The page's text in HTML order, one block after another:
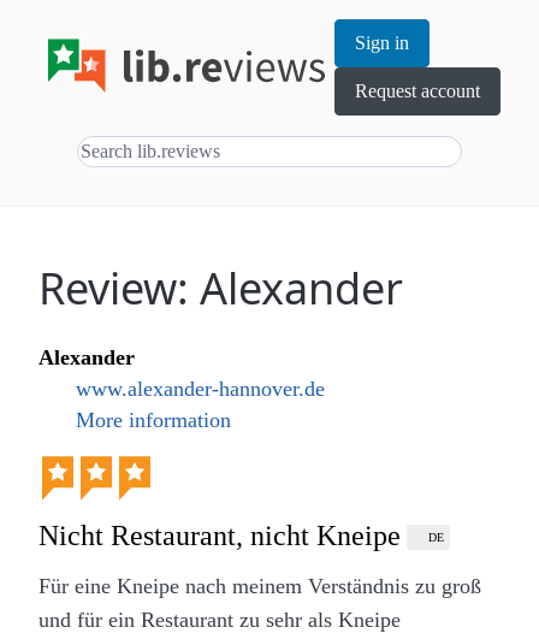
Sign in
Request account
Review: Alexander
Alexander
www.alexander-hannover.de
More information
Nicht Restaurant, nicht Kneipe DE
Für eine Kneipe nach meinem Verständnis zu groß
und für ein Restaurant zu sehr als Kneipe